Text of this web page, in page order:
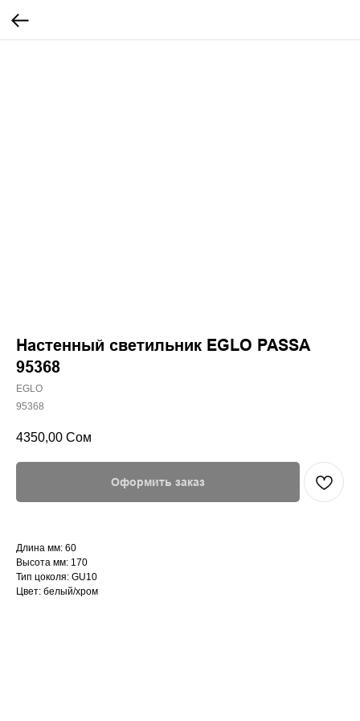
Настенный светильник EGLO PASSA
95368
EGLO
95368
4350,00 Сом
Оформить заказ
Длина мм: 60
Высота мм: 170
Тип цоколя: GU10
Цвет: белый/хром